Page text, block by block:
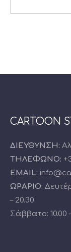
CARTOON
ΔΙΕΥΘΥΝΣΗ:
ΤΗΛΕΦΩΝΟ:
EMAIL:
ΩΡΑΡΙΟ:
– 20.30
Σάββατο: 10.00